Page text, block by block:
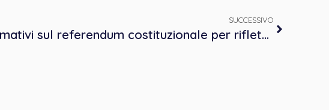
SUCCESSIVO
Incontri informativi sul referendum costituzionale per riflettere e capire insieme la Riforma della Giustizia